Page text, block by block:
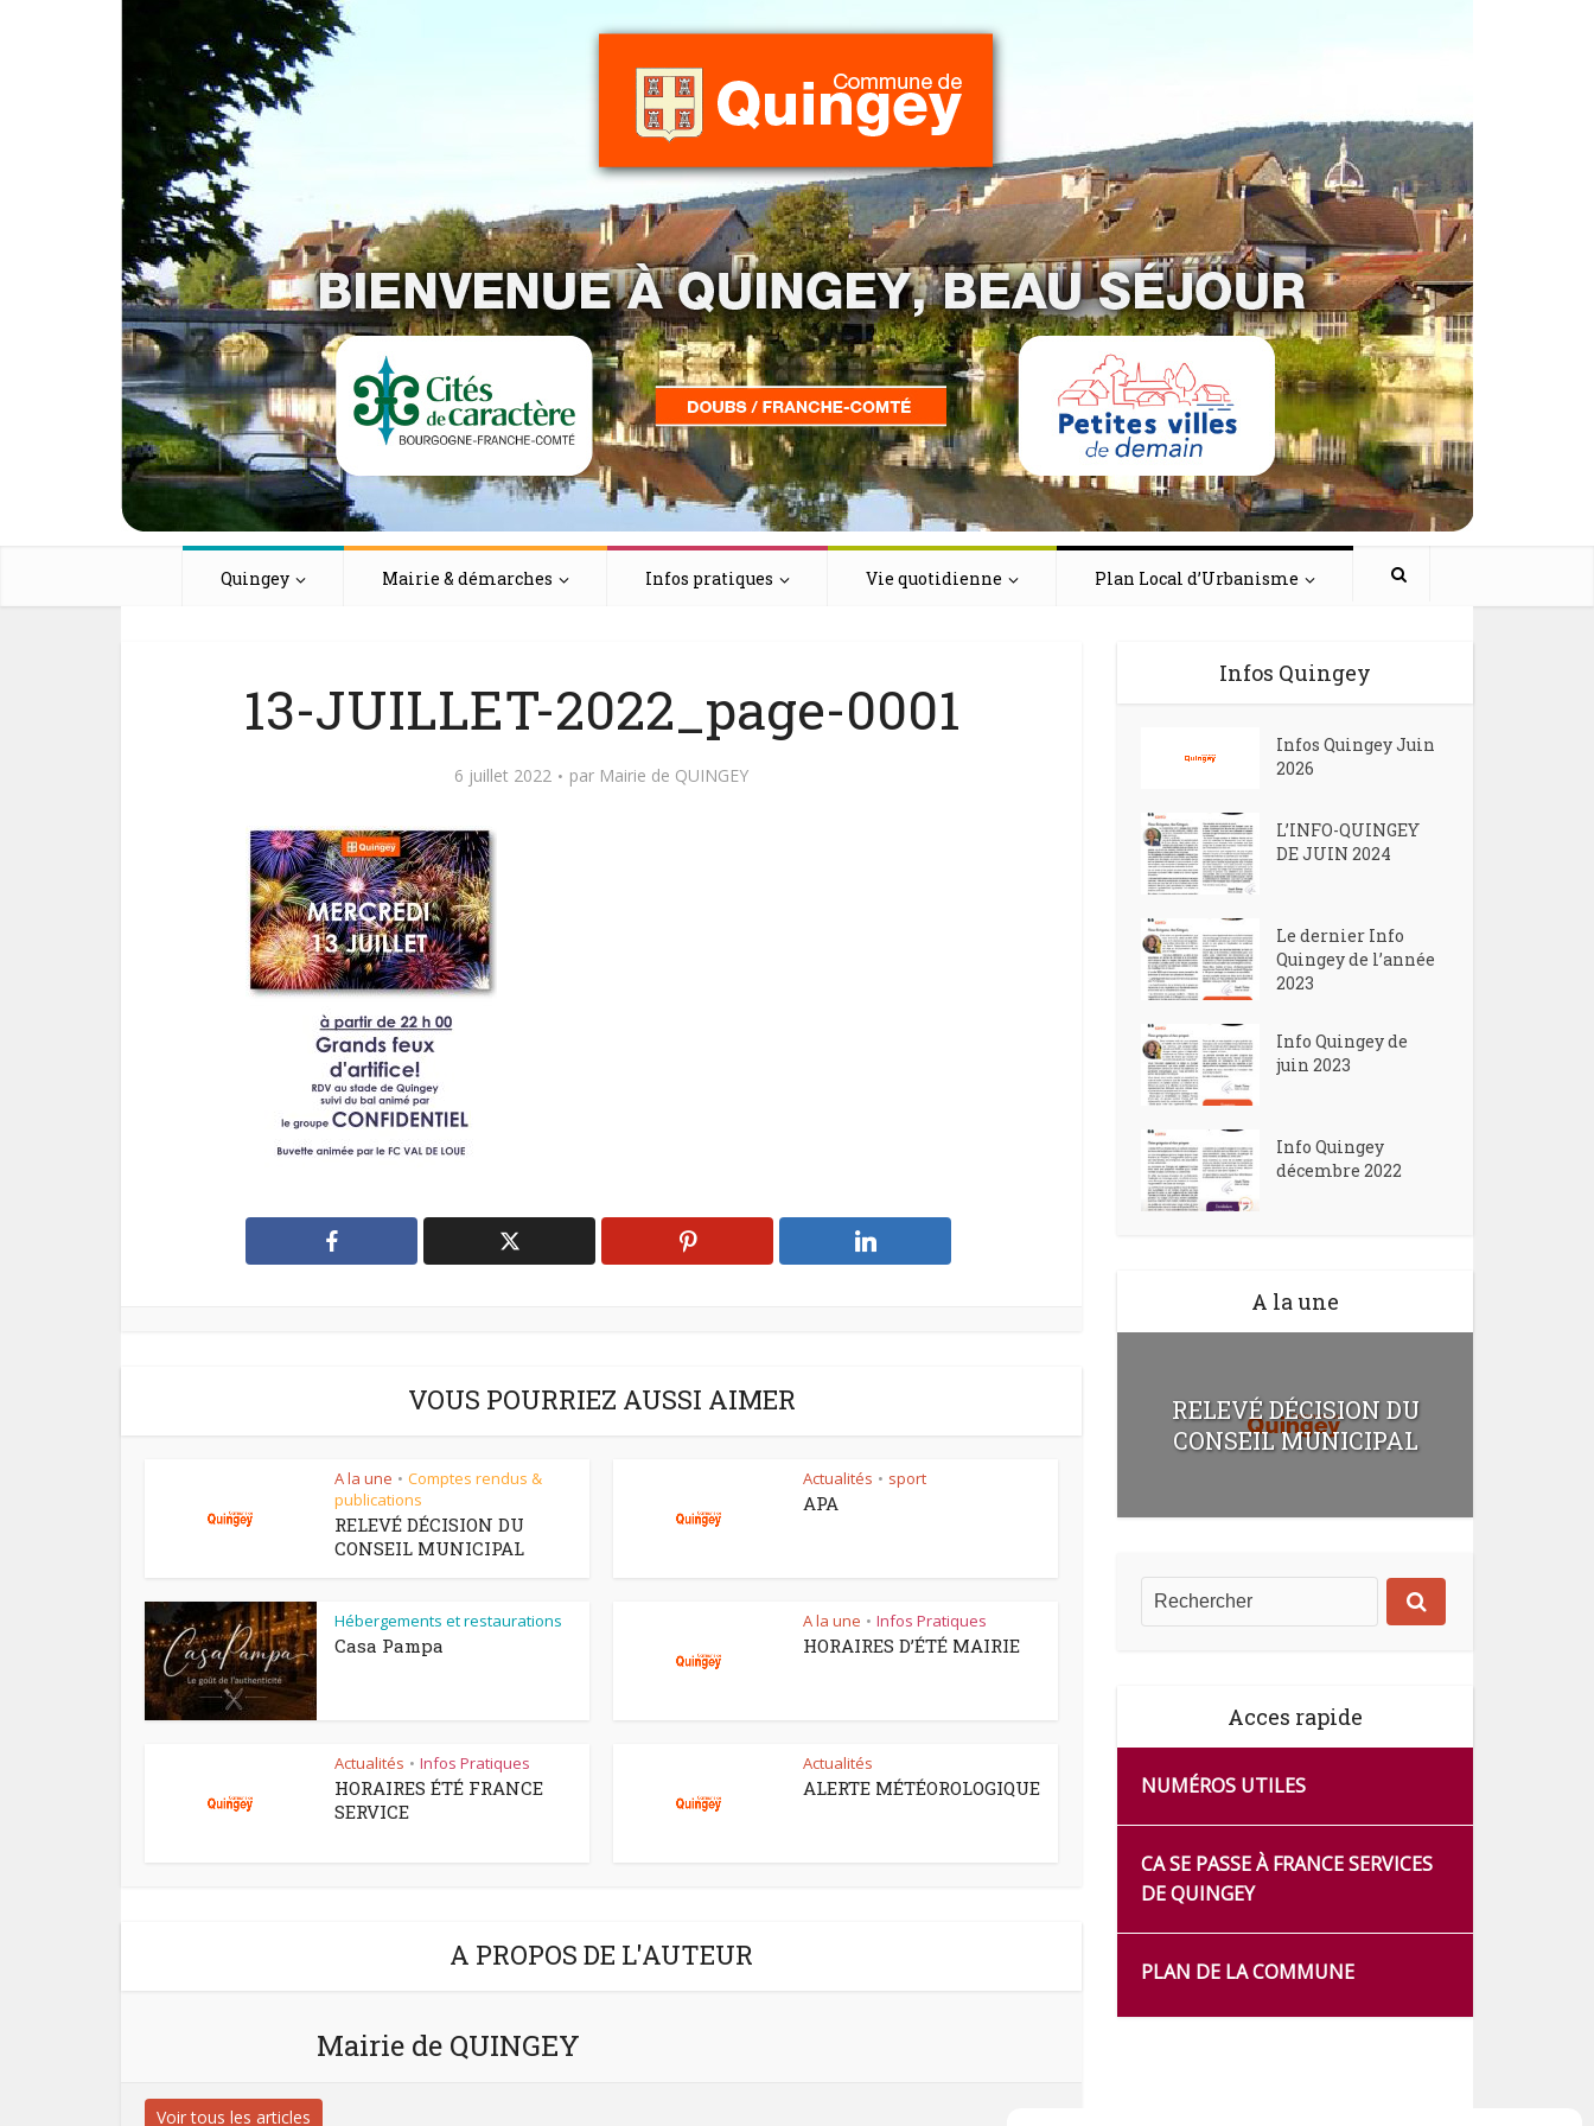
Quingey Mairie & démarches Infos pratiques Vie quotidienne Plan Local d’Urbanisme
13-JUILLET-2022_page-0001
6 juillet 2022 par Mairie de QUINGEY
VOUS POURRIEZ AUSSI AIMER
A la une • Comptes rendus &
publications
RELEVÉ DÉCISION DU
CONSEIL MUNICIPAL
Actualités • sport
APA
Hébergements et restaurations
Casa Pampa
A la une • Infos Pratiques
HORAIRES D’ÉTÉ MAIRIE
Actualités • Infos Pratiques
HORAIRES ÉTÉ FRANCE
SERVICE
Actualités
ALERTE MÉTÉOROLOGIQUE
A PROPOS DE L'AUTEUR
Mairie de QUINGEY
Voir tous les articles
Infos Quingey
Infos Quingey Juin
2026
L’INFO-QUINGEY
DE JUIN 2024
Le dernier Info
Quingey de l’année
2023
Info Quingey de
juin 2023
Info Quingey
décembre 2022
A la une
RELEVÉ DÉCISION DU
CONSEIL MUNICIPAL
Acces rapide
NUMÉROS UTILES
CA SE PASSE À FRANCE SERVICES
DE QUINGEY
PLAN DE LA COMMUNE